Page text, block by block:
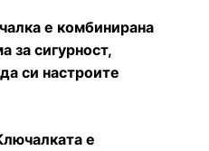
е комбинирана
за сигурност,
си настроите
е